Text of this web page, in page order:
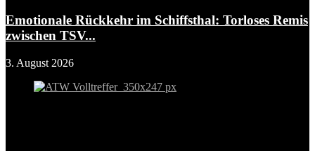
Emotionale Rückkehr im Schiffsthal: Torloses Remis
zwischen TSV...
3. August 2026